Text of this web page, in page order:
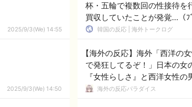
2025/9/3(We) 14:55
2025/9/3(We) 14:50
杯・五輪で複数回の性接待を
買収していたことが発覚…（ﾌ
韓国の反応
韓国の反応 | 海外トークログ
【海外の反応】海外「西洋の
で発狂してるぞ！」日本の女
『女性らしさ』と西洋女性の
度の圧倒的な差に外国人が大
海外の反応パラダイス